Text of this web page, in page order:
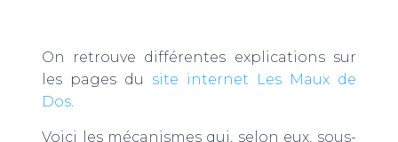
On retrouve différentes explications sur
les pages du site internet Les Maux de
Dos.
Voici les mécanismes qui, selon eux, sous-